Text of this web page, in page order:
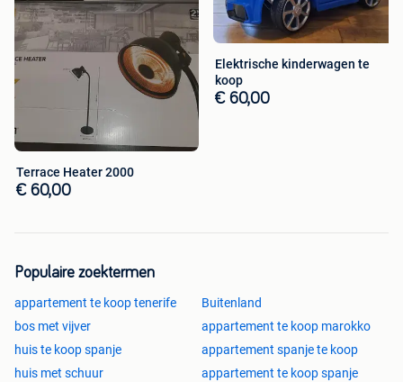
Terrace Heater 2000
€ 60,00
Elektrische kinderwagen te
koop
€ 60,00
Populaire zoektermen
appartement te koop tenerife
Buitenland
bos met vijver
appartement te koop marokko
huis te koop spanje
appartement spanje te koop
huis met schuur
appartement te koop spanje